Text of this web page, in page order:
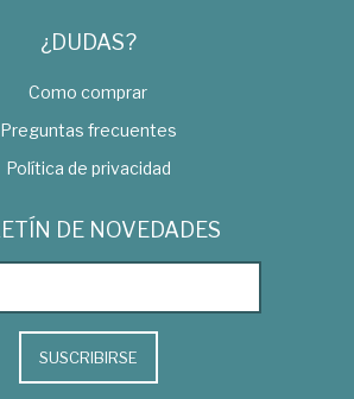
¿DUDAS?
Como comprar
Preguntas frecuentes
Política de privacidad
DE NOVEDADES
SUSCRIBIRSE